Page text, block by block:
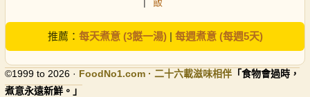
推薦： 每天煮意 (3餸一湯)| 每週煮意 (每週5天)
©1999 to 2026 · FoodNo1.com · 二十六載滋味相伴 「食物會過時，
煮意永遠新鮮。」